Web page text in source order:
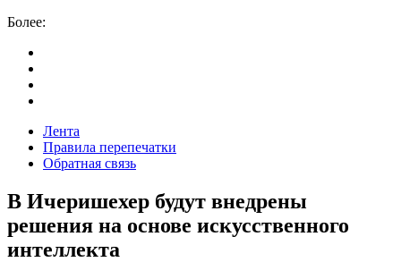
Более:
Лента
Правила перепечатки
Обратная связь
В Ичеришехер будут внедрены
решения на основе искусственного
интеллекта